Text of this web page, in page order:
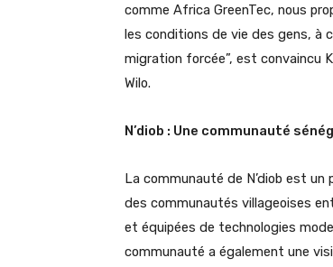
comme Africa GreenTec, nous
les conditions de vie des gens, à
migration forcée”, est convaincu
Wilo.
N’diob : Une communauté
La communauté de N’diob est
des communautés villageoises
et équipées de technologies
communauté a également une